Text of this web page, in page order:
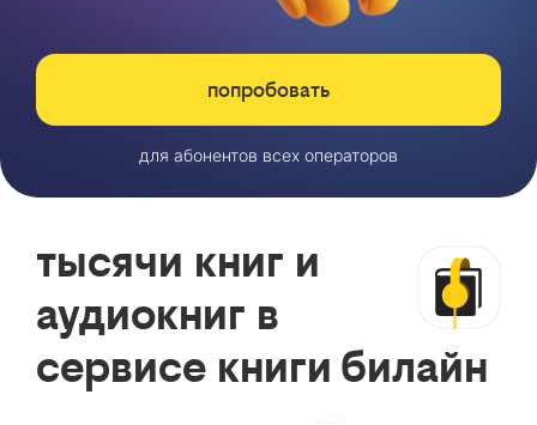
попробовать
для абонентов всех операторов
тысячи книг и
аудиокниг в
сервисе книги билайн